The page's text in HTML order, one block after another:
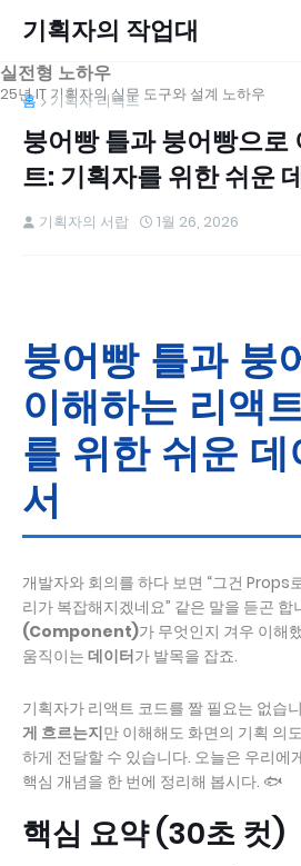
기획자의 작업대
실전형 노하우
25년 IT 기획자의 실무 도구와 설계 노하우
홈 기획자 리택트
붕어빵 틀과 붕어빵으로
트: 기획자를 위한 쉬운
기획자의 서랍 1월 26, 2026
붕어빵 틀과 붕
이해하는 리액
를 위한 쉬운 데
서
개발자와 회의를 하다 보면 “그건
리가 복잡해지겠네요” 같은 말을 듣곤 합
(Component)가 무엇인지 겨우 이해
움직이는 데이터가 발목을 잡죠.
기획자가 리액트 코드를 짤 필요는 없습
게 흐르는지만 이해해도 화면의 기획 의
하게 전달할 수 있습니다. 오늘은 우리에
핵심 개념을 한 번에 정리해 봅시다. 🐟
핵심 요약 (30초 컷)